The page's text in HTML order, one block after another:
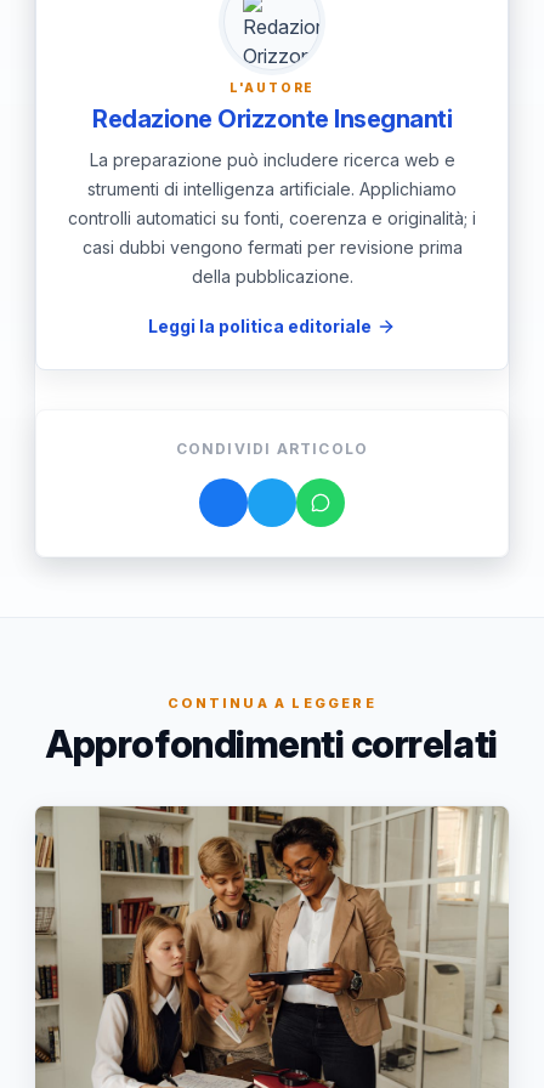
l'autonomismo e la partecipazione attiva
di tutti gli studenti.
L'AUTORE
Redazione Orizzonte Insegnanti
La preparazione può includere ricerca web e
strumenti di intelligenza artificiale. Applichiamo
controlli automatici su fonti, coerenza e originalità; i
casi dubbi vengono fermati per revisione prima
della pubblicazione.
Leggi la politica editoriale
CONDIVIDI ARTICOLO
CONTINUA A LEGGERE
Approfondimenti correlati